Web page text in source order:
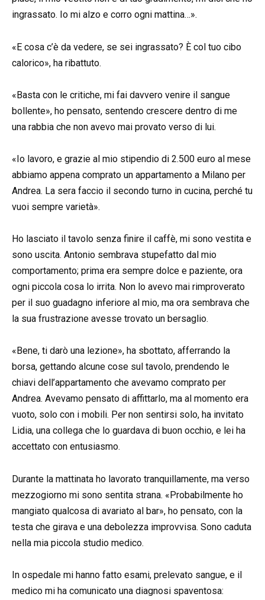
ingrassato. Io mi alzo e corro ogni mattina…».
«E cosa c’è da vedere, se sei ingrassato? È col tuo cibo
calorico», ha ribattuto.
«Basta con le critiche, mi fai davvero venire il sangue
bollente», ho pensato, sentendo crescere dentro di me
una rabbia che non avevo mai provato verso di lui.
«Io lavoro, e grazie al mio stipendio di 2.500 euro al mese
abbiamo appena comprato un appartamento a Milano per
Andrea. La sera faccio il secondo turno in cucina, perché tu
vuoi sempre varietà».
Ho lasciato il tavolo senza finire il caffè, mi sono vestita e
sono uscita. Antonio sembrava stupefatto dal mio
comportamento; prima era sempre dolce e paziente, ora
ogni piccola cosa lo irrita. Non lo avevo mai rimproverato
per il suo guadagno inferiore al mio, ma ora sembrava che
la sua frustrazione avesse trovato un bersaglio.
«Bene, ti darò una lezione», ha sbottato, afferrando la
borsa, gettando alcune cose sul tavolo, prendendo le
chiavi dell’appartamento che avevamo comprato per
Andrea. Avevamo pensato di affittarlo, ma al momento era
vuoto, solo con i mobili. Per non sentirsi solo, ha invitato
Lidia, una collega che lo guardava di buon occhio, e lei ha
accettato con entusiasmo.
Durante la mattinata ho lavorato tranquillamente, ma verso
mezzogiorno mi sono sentita strana. «Probabilmente ho
mangiato qualcosa di avariato al bar», ho pensato, con la
testa che girava e una debolezza improvvisa. Sono caduta
nella mia piccola studio medico.
In ospedale mi hanno fatto esami, prelevato sangue, e il
medico mi ha comunicato una diagnosi spaventosa: